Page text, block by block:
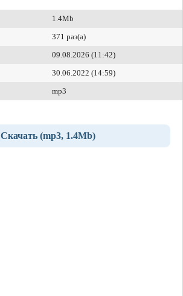
1.4Mb
371 раз(а)
09.08.2026 (11:42)
30.06.2022 (14:59)
mp3
Скачать (mp3, 1.4Mb)